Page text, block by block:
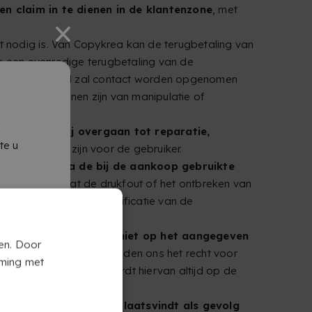
u
claim in te dienen in de klantenzone, met
is. Van Copykrea kan de terugbetaling van
evenredige terugbetaling van de
In dit geval zal contact worden opgenomen
tekenen zijn van manipulatie of
zullen wij overgaan tot reparatie,
kosteloos zijn voor de gebruiker.
via de bij de aankoop gebruikte
totdat de drukfout of het ontbreken van
na ontvangst en verificatie van de
of Copykrea niet op het aangegeven
verzenden
. Wij behouden ons het recht voor
De gebruiker wordt hiervan altijd op de
geschatte termijn plaatsvindt als gevolg
Door
met